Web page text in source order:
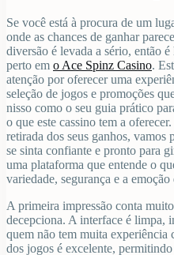
Se você está à procura de um
onde as chances de ganhar
diversão é levada a sério, então
perto em o Ace Spinz Casino.
atenção por oferecer uma
seleção de jogos e promoções
nisso como o seu guia prático
o que este cassino tem a
retirada dos seus ganhos, vamos
se sinta confiante e pronto para
uma plataforma que entende o
variedade, segurança e a emoção
A primeira impressão conta
decepciona. A interface é limpa,
quem não tem muita experiência
dos jogos é excelente,